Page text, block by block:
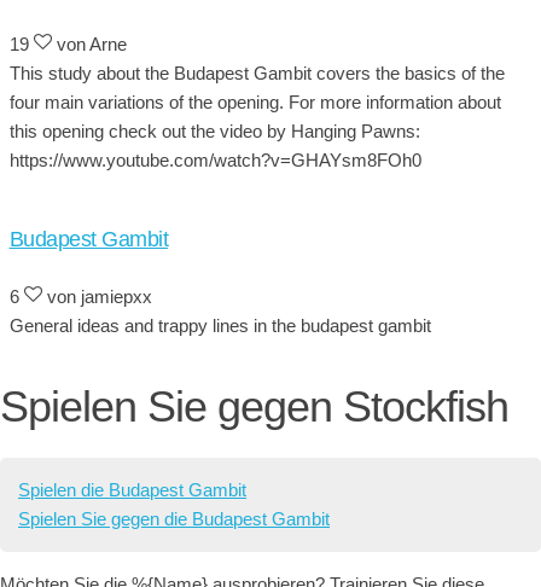
19
von Arne
This study about the Budapest Gambit covers the basics of the
four main variations of the opening. For more information about
this opening check out the video by Hanging Pawns:
https://www.youtube.com/watch?v=GHAYsm8FOh0
Budapest Gambit
6
von jamiepxx
General ideas and trappy lines in the budapest gambit
Spielen Sie gegen Stockfish
Spielen die Budapest Gambit
Spielen Sie gegen die Budapest Gambit